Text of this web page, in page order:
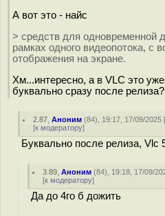
А вот это - найс
> средств для одновременной
рамках одного видеопотока, с
отображения на экране.
Хм...интересно, а в VLC это
буквально сразу после релиза?
2.87 ,Аноним (84), 19:17, 17/09/2025
[к модератору]
Буквально после релиза, Vlc
3.89 ,Аноним (84), 19:18, 17/09/
[к модератору]
Да до 4го б дожить